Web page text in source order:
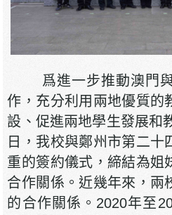
爲進一步推動澳門與
作，充分利用兩地優質的
設、促進兩地學生發展和
日，我校與鄭州市第二十
重的簽約儀式，締結為姐
合作關係。近幾年來，兩
的合作關係。2020年至